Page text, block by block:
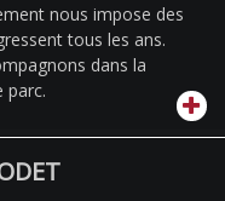
nous impose des
tous les ans.
dans la
parc.